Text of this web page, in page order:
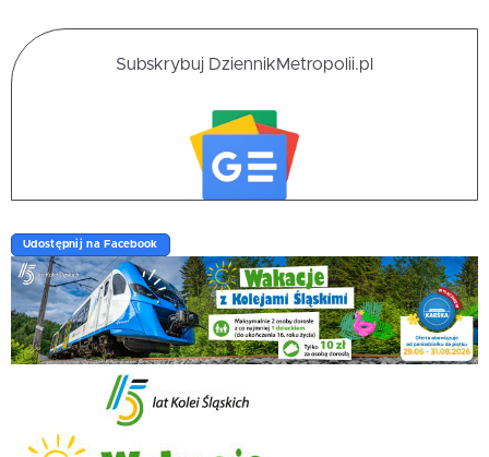
Subskrybuj DziennikMetropolii.pl
Udostępnij na Facebook